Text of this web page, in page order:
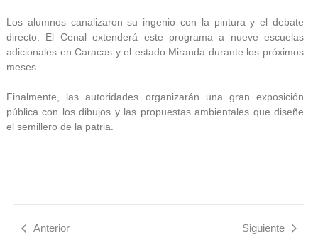
Los alumnos canalizaron su ingenio con la pintura y el debate
directo. El Cenal extenderá este programa a nueve escuelas
adicionales en Caracas y el estado Miranda durante los próximos
meses.
Finalmente, las autoridades organizarán una gran exposición
pública con los dibujos y las propuestas ambientales que diseñe
el semillero de la patria.
Anterior Siguiente